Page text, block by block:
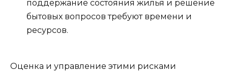
поддержание состояния жилья и решение
бытовых вопросов требуют времени и
ресурсов.
Оценка и управление этими рисками